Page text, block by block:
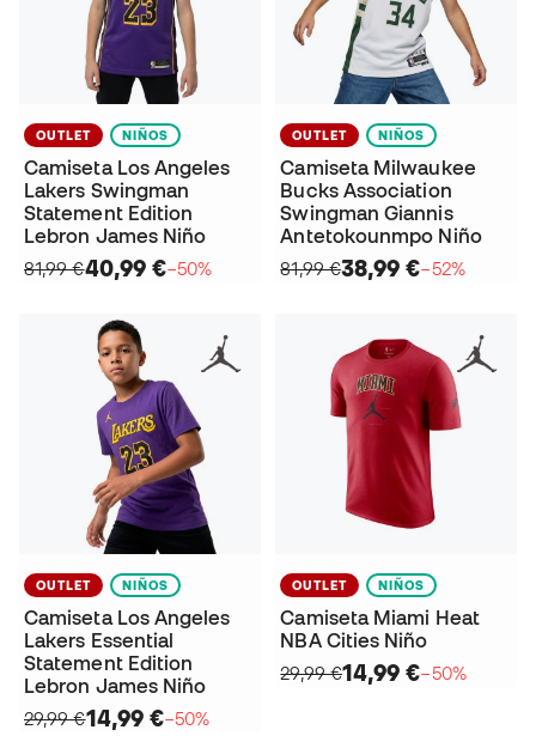
OUTLET NIÑOS
Camiseta Los Angeles
Lakers Swingman
Statement Edition
Lebron James Niño
81,99 €40,99 €−50%
OUTLET NIÑOS
Camiseta Milwaukee
Bucks Association
Swingman Giannis
Antetokounmpo Niño
81,99 €38,99 €−52%
OUTLET NIÑOS
Camiseta Los Angeles
Lakers Essential
Statement Edition
Lebron James Niño
29,99 €14,99 €−50%
OUTLET NIÑOS
Camiseta Miami Heat
NBA Cities Niño
29,99 €14,99 €−50%